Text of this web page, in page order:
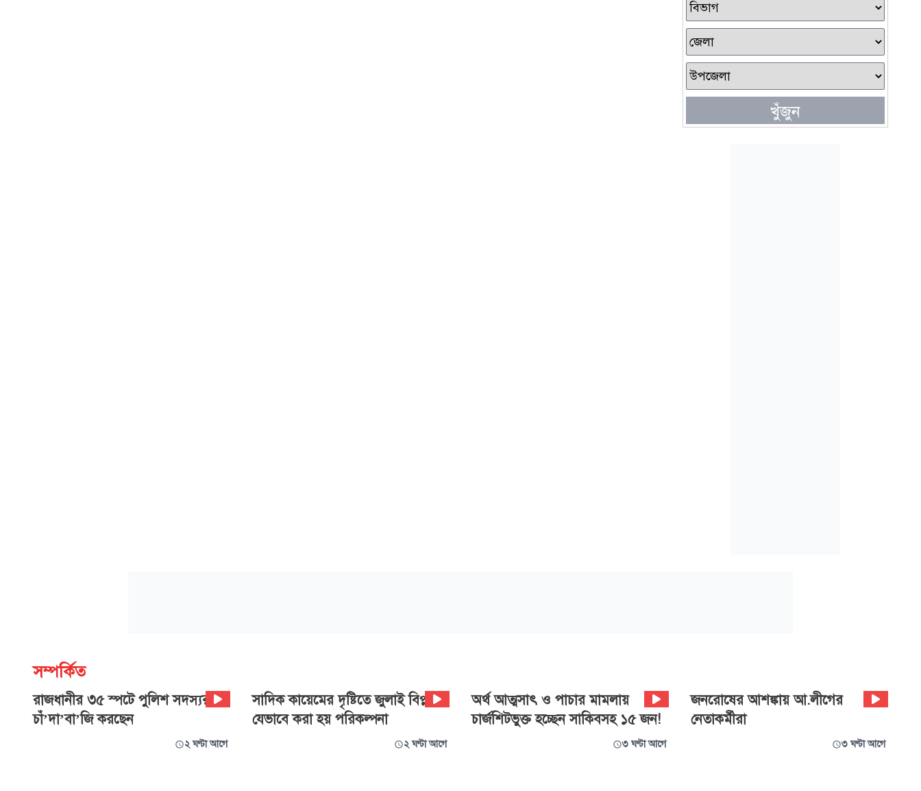
খুঁজুন
সম্পর্কিত
রাজধানীর ৩৫ স্পটে পুলিশ সদস্যরাই
চাঁ’দা’বা’জি করছেন
২ ঘণ্টা আগে
সাদিক কায়েমের দৃষ্টিতে জুলাই বিপ্লব:
যেভাবে করা হয় পরিকল্পনা
২ ঘণ্টা আগে
অর্থ আত্মসাৎ ও পাচার মামলায়
চার্জশিটভুক্ত হচ্ছেন সাকিবসহ ১৫ জন!
৩ ঘণ্টা আগে
জনরোষের আশঙ্কায় আ.লীগের
নেতাকর্মীরা
৩ ঘণ্টা আগে